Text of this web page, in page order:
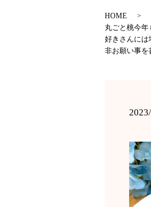
HOME
丸ごと桃今
好きさんには
非お願い事を